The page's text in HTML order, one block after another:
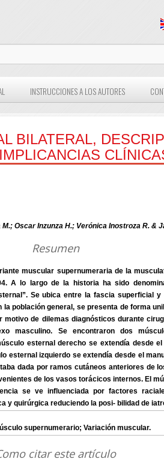
INSTRUCCIONES A LOS AUTORES
BILATERAL,
Oscar Inzunza H.; Verónica Inostroza R. &
Resumen
muscular supernumeraria de la
A lo largo de la historia ha sido
Se ubica entre la fascia superficial
población general, se presenta de forma
de dilemas diagnósticos durante
masculino. Se encontraron dos
esternal derecho se extendía desde
esternal izquierdo se extendía desde el
dada por ramos cutáneos anteriores de
de los vasos torácicos internos. El
se ve influenciada por factores
y quirúrgica reduciendo la posi- bilidad de
supernumerario; Variación muscular.
citar este artículo